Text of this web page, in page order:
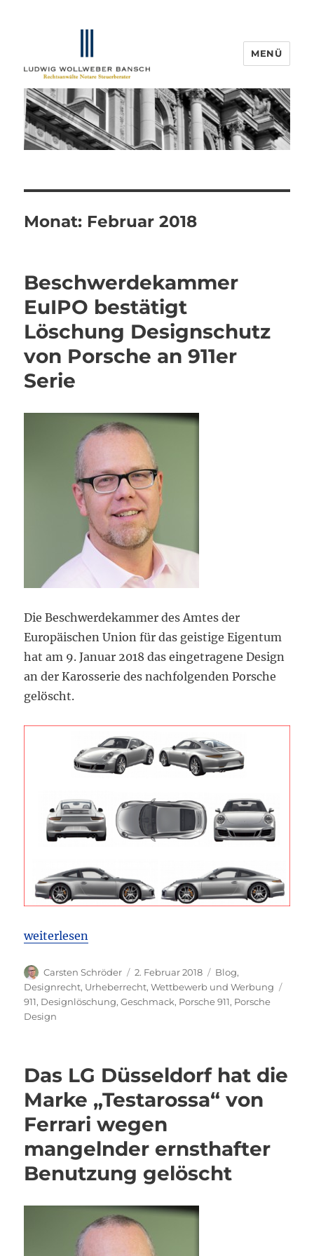
IP-Blogger.de
MENÜ
Monat: Februar 2018
Beschwerdekammer
EuIPO bestätigt
Löschung Designschutz
von Porsche an 911er
Serie
Die Beschwerdekammer des Amtes der
Europäischen Union für das geistige Eigentum
hat am 9. Januar 2018 das eingetragene Design
an der Karosserie des nachfolgenden Porsche
gelöscht.
„Beschwerdekammer EuIPO bestätigt Löschung
weiterlesen
Autor
Carsten Schröder
Veröffentlicht
am
2. Februar 2018 Kategorien
Blog,
Designrecht, Urheberrecht,Wettbewerb und Werbung
911, Designlöschung,Geschmack, Porsche 911, Porsche
Design
Das LG Düsseldorf hat die
Marke „Testarossa“ von
Ferrari wegen
mangelnder ernsthafter
Benutzung gelöscht